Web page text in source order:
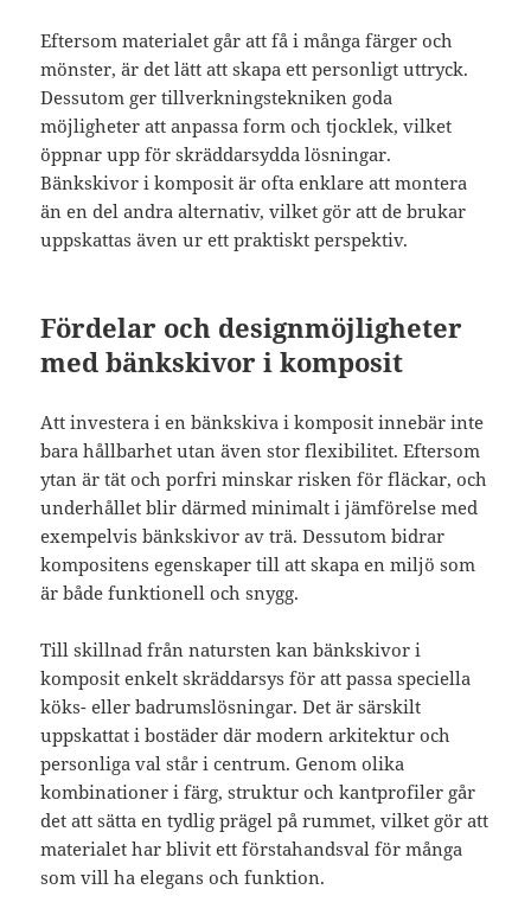
Eftersom materialet går att få i många färger och
mönster, är det lätt att skapa ett personligt uttryck.
Dessutom ger tillverkningstekniken goda
möjligheter att anpassa form och tjocklek, vilket
öppnar upp för skräddarsydda lösningar.
Bänkskivor i komposit är ofta enklare att montera
än en del andra alternativ, vilket gör att de brukar
uppskattas även ur ett praktiskt perspektiv.
Fördelar och designmöjligheter
med bänkskivor i komposit
Att investera i en bänkskiva i komposit innebär inte
bara hållbarhet utan även stor flexibilitet. Eftersom
ytan är tät och porfri minskar risken för fläckar, och
underhållet blir därmed minimalt i jämförelse med
exempelvis bänkskivor av trä. Dessutom bidrar
kompositens egenskaper till att skapa en miljö som
är både funktionell och snygg.
Till skillnad från natursten kan bänkskivor i
komposit enkelt skräddarsys för att passa speciella
köks- eller badrumslösningar. Det är särskilt
uppskattat i bostäder där modern arkitektur och
personliga val står i centrum. Genom olika
kombinationer i färg, struktur och kantprofiler går
det att sätta en tydlig prägel på rummet, vilket gör att
materialet har blivit ett förstahandsval för många
som vill ha elegans och funktion.